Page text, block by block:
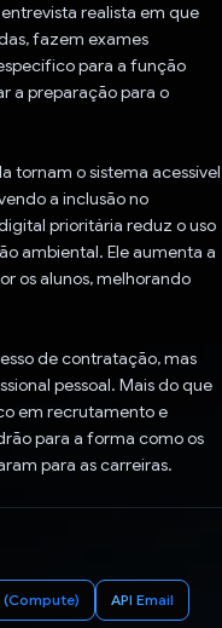
realista em que
fazem exames
para a função
a preparação para o
tornam o sistema acessível
a inclusão no
prioritária reduz o uso
ambiental. Ele aumenta a
os alunos, melhorando
de contratação, mas
pessoal. Mais do que
em recrutamento e
para a forma como os
para as carreiras.
(Compute) API Email